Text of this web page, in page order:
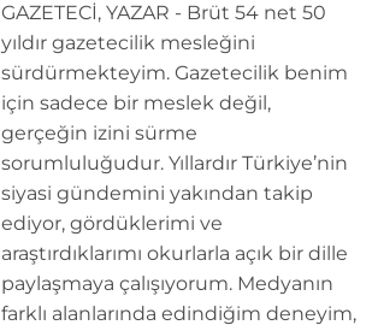
GAZETECİ, YAZAR - Brüt 54 net 50
yıldır gazetecilik mesleğini
sürdürmekteyim. Gazetecilik benim
için sadece bir meslek değil,
gerçeğin izini sürme
sorumluluğudur. Yıllardır Türkiye’nin
siyasi gündemini yakından takip
ediyor, gördüklerimi ve
araştırdıklarımı okurlarla açık bir dille
paylaşmaya çalışıyorum. Medyanın
farklı alanlarında edindiğim deneyim,